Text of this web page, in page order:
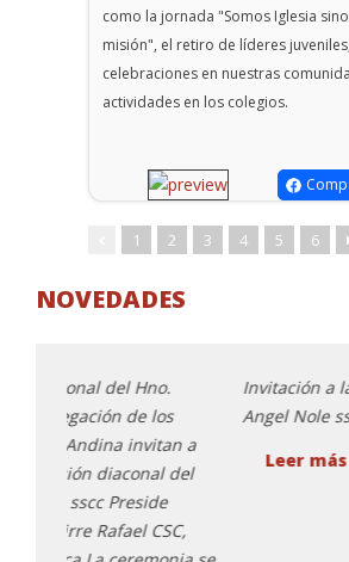
como la jornada "Somos Iglesia
misión", el retiro de líderes juveniles,
celebraciones en nuestras
actividades en los colegios.
1 2 3 4 5 6
NOVEDADES
Invitación a la ordenación diaconal
Angel Nole sscc Invitación